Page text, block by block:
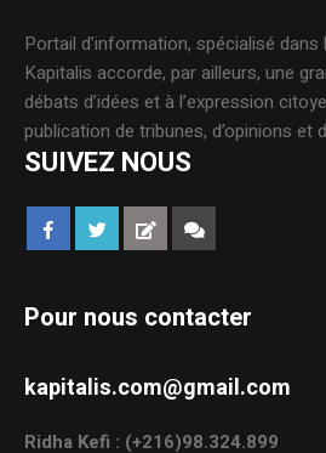
Portail d’information, spécialisé dans
Kapitalis accorde, par ailleurs, une
débats d’idées et à l’expression
publication de tribunes, d’opinions et
SUIVEZ NOUS
Pour nous contacter
kapitalis.com@gmail.com
Ridha Kefi : (+216)98.324.899